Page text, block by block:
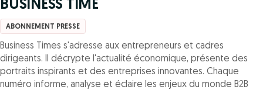
BUSINESS TIME
ABONNEMENT PRESSE
Business Times s'adresse aux entrepreneurs et cadres
dirigeants. Il décrypte l'actualité économique, présente des
portraits inspirants et des entreprises innovantes. Chaque
numéro informe, analyse et éclaire les enjeux du monde B2B